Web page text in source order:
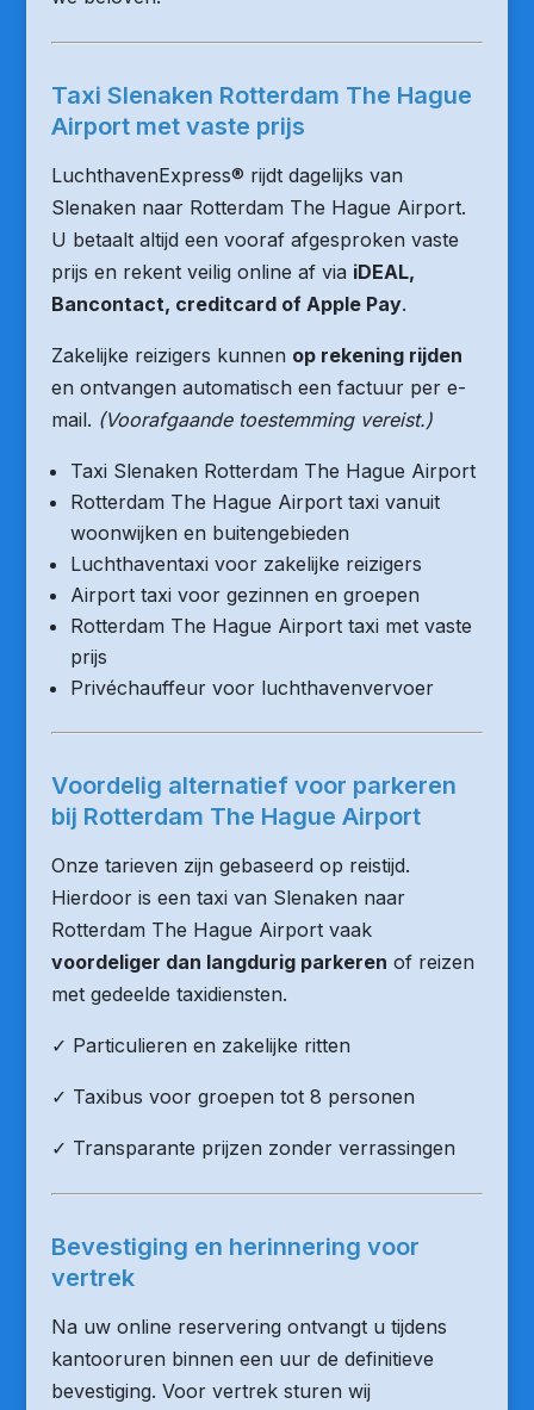
Taxi Slenaken Rotterdam The Hague
Airport met vaste prijs
LuchthavenExpress® rijdt dagelijks van
Slenaken naar Rotterdam The Hague Airport.
U betaalt altijd een vooraf afgesproken vaste
prijs en rekent veilig online af via iDEAL,
Bancontact, creditcard of Apple Pay.
Zakelijke reizigers kunnen op rekening rijden
en ontvangen automatisch een factuur per e-
mail. (Voorafgaande toestemming vereist.)
Taxi Slenaken Rotterdam The Hague Airport
Rotterdam The Hague Airport taxi vanuit
woonwijken en buitengebieden
Luchthaventaxi voor zakelijke reizigers
Airport taxi voor gezinnen en groepen
Rotterdam The Hague Airport taxi met vaste
prijs
Privéchauffeur voor luchthavenvervoer
Voordelig alternatief voor parkeren
bij Rotterdam The Hague Airport
Onze tarieven zijn gebaseerd op reistijd.
Hierdoor is een taxi van Slenaken naar
Rotterdam The Hague Airport vaak
voordeliger dan langdurig parkeren of reizen
met gedeelde taxidiensten.
✓ Particulieren en zakelijke ritten
✓ Taxibus voor groepen tot 8 personen
✓ Transparante prijzen zonder verrassingen
Bevestiging en herinnering voor
vertrek
Na uw online reservering ontvangt u tijdens
kantooruren binnen een uur de definitieve
bevestiging. Voor vertrek sturen wij